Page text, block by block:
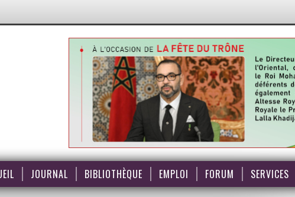
JOURNAL BIBLIOTHÈQUE EMPLOI FORUM SERVICES